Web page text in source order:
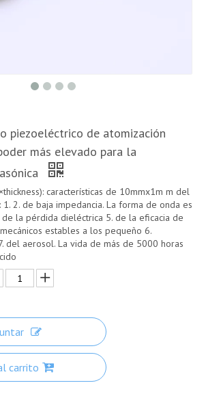
piezoeléctrico de atomización
más elevado para la
características de 10mmx1m m del
2. de baja impedancia. La forma de onda es
la pérdida dieléctrica 5. de la eficacia de
estables a los pequeño 6.
del aerosol. La vida de más de 5000 horas
carrito